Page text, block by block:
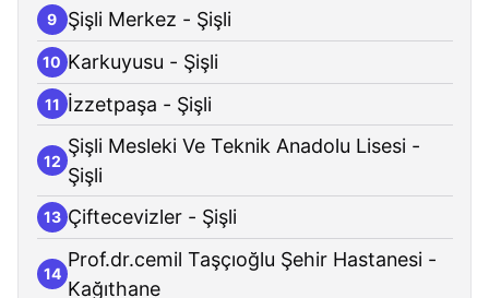
9 Şişli Merkez - Şişli
10 Karkuyusu - Şişli
11 İzzetpaşa - Şişli
12
Şişli Mesleki Ve Teknik Anadolu Lisesi -
Şişli
13 Çiftecevizler - Şişli
14
Prof.dr.cemil Taşçıoğlu Şehir Hastanesi -
Kağıthane